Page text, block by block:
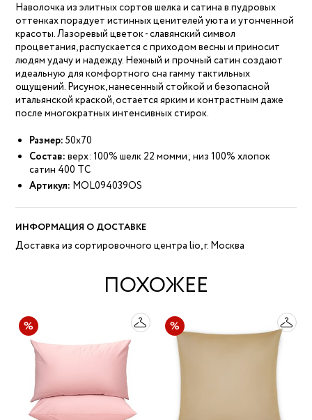
Наволочка из элитных сортов шелка и сатина в пудровых
оттенках порадует истинных ценителей уюта и утонченной
красоты. Лазоревый цветок - славянский символ
процветания, распускается с приходом весны и приносит
людям удачу и надежду. Нежный и прочный сатин создают
идеальную для комфортного сна гамму тактильных
ощущений. Рисунок, нанесенный стойкой и безопасной
итальянской краской, остается ярким и контрастным даже
после многократных интенсивных стирок.
Размер: 50х70
Состав: верх: 100% шелк 22 момми; низ 100% хлопок
сатин 400 ТС
Артикул: MOL094039OS
ИНФОРМАЦИЯ О ДОСТАВКЕ
Доставка из сортировочного центра lio, г. Москва
ПОХОЖЕЕ